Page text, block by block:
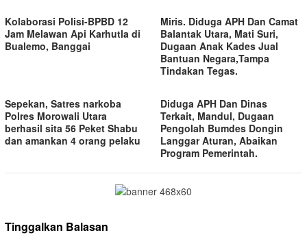
Kolaborasi Polisi-BPBD 12
Jam Melawan Api Karhutla di
Bualemo, Banggai
Miris. Diduga APH Dan Camat
Balantak Utara, Mati Suri,
Dugaan Anak Kades Jual
Bantuan Negara,Tampa
Tindakan Tegas.
Sepekan, Satres narkoba
Polres Morowali Utara
berhasil sita 56 Peket Shabu
dan amankan 4 orang pelaku
Diduga APH Dan Dinas
Terkait, Mandul, Dugaan
Pengolah Bumdes Dongin
Langgar Aturan, Abaikan
Program Pemerintah.
Tinggalkan Balasan